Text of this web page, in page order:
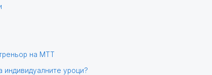
на МТТ
индивидуалните уроци?